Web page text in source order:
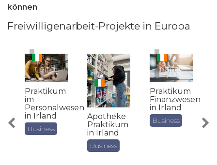
können.
Freiwilligenarbeit-Projekte in Europa
Irland
Praktikum
im
Personalwesen
in Irland
Business
Irland
Apotheke
Praktikum
in Irland
Business
Irland
Praktikum
Finanzwesen
in Irland
Business